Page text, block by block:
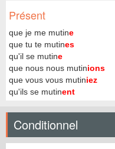
Présent
que je me mutine
que tu te mutines
qu'il se mutine
que nous nous mutinions
que vous vous mutiniez
qu'ils se mutinent
Conditionnel